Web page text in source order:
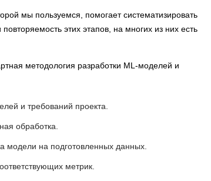
мы пользуемся, помогает систематизировать
этих этапов, на многих из них есть
методология разработки ML-моделей и
и требований проекта.
обработка.
модели на подготовленных данных.
метрик.